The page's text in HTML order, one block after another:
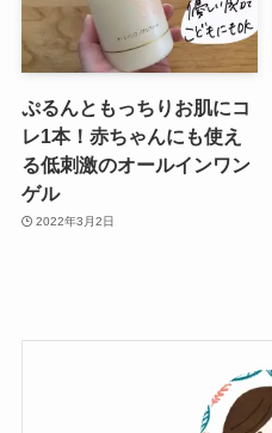
ぷるんともっちりお肌にコ
レ1本！赤ちゃんにも使え
る低刺激のオールインワン
ゲル
2022年3月2日